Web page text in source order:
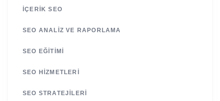
İÇERIK SEO
SEO ANALIZ VE RAPORLAMA
SEO EĞITIMI
SEO HIZMETLERI
SEO STRATEJILERI